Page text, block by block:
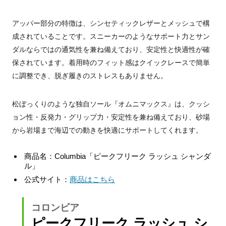
アッパー部分の特徴は、シンセティックレザーとメッシュで構
成されていることです。スニーカーのようなサポート力とサン
ダルならではの通気性を兼ね備えており、安定性と快適性が確
保されています。着用時のフィット感はクイックレースで簡単
に調整でき、脱ぎ履きのストレスもありません。
松ぼっくりのような独自ソール『オムニマックス』は、クッシ
ョン性・反発力・グリップ力・安定性を兼ね備えており、砂場
から岩場まで海辺での動きを快適にサポートしてくれます。
商品名：Columbia「ピークフリーク ラッシュ シャンダ
ル」
公式サイト： 商品はこちら
コロンビア